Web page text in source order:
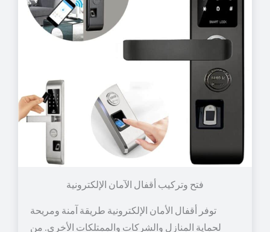
توفر أقفال الأمان الإلكترونية طريقة آمنة ومريحة
لحماية المنازل والشركات والممتلكات الأخرى. من